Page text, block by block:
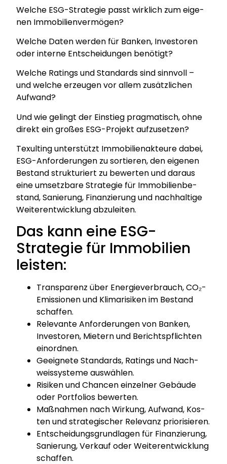
Wel­che ESG-Stra­te­gie passt wirk­lich zum eige­
nen Immo­bi­li­en­ver­mö­gen?
Wel­che Daten wer­den für Ban­ken, Inves­to­ren
oder inter­ne Ent­schei­dun­gen benö­tigt?
Wel­che Ratings und Stan­dards sind sinn­voll –
und wel­che erzeu­gen vor allem zusätz­li­chen
Auf­wand?
Und wie gelingt der Ein­stieg prag­ma­tisch, ohne
direkt ein gro­ßes ESG-Pro­jekt auf­zu­set­zen?
Texul­ting unter­stützt Immo­bi­li­en­ak­teu­re dabei,
ESG-Anfor­de­run­gen zu sor­tie­ren, den eige­nen
Bestand struk­tu­riert zu bewer­ten und dar­aus
eine umsetz­ba­re Stra­te­gie für Immo­bi­li­en­be­
stand, Sanie­rung, Finan­zie­rung und nach­hal­ti­ge
Wei­ter­ent­wick­lung abzu­lei­ten.
Das kann eine ESG-
Strategie für Immobilien
leisten:
Trans­pa­renz über Ener­gie­ver­brauch, CO₂-
Emis­sio­nen und Kli­ma­ri­si­ken im Bestand
schaf­fen.
Rele­van­te Anfor­de­run­gen von Ban­ken,
Inves­to­ren, Mie­tern und Berichts­pflich­ten
ein­ord­nen.
Geeig­ne­te Stan­dards, Ratings und Nach­
weis­sys­te­me aus­wäh­len.
Risi­ken und Chan­cen ein­zel­ner Gebäu­de
oder Port­fo­li­os bewer­ten.
Maß­nah­men nach Wir­kung, Auf­wand, Kos­
ten und stra­te­gi­scher Rele­vanz prio­ri­sie­ren.
Ent­schei­dungs­grund­la­gen für Finan­zie­rung,
Sanie­rung, Ver­kauf oder Wei­ter­ent­wick­lung
schaf­fen.